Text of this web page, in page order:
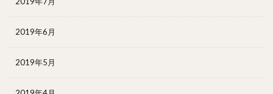
2019年6月
2019年5月